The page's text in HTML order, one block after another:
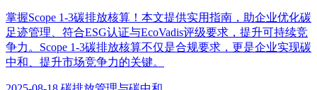
掌握Scope 1-3碳排放核算！本文提供实用指南，助企业优化碳
足迹管理、符合ESG认证与EcoVadis评级要求，提升可持续竞
争力。Scope 1-3碳排放核算不仅是合规要求，更是企业实现碳
中和、提升市场竞争力的关键。